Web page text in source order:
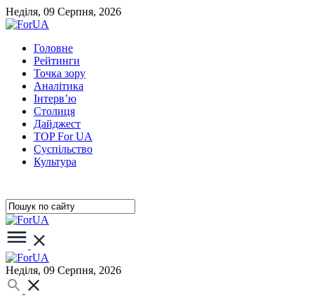
Неділя, 09 Серпня, 2026
Головне
Рейтинги
Точка зору
Аналітика
Інтерв’ю
Столиця
Дайджест
TOP For UA
Суспiльство
Культура
Неділя, 09 Серпня, 2026